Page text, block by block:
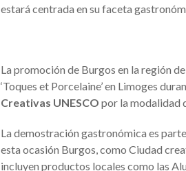
estará centrada en su faceta
La promoción de Burgos en la región
‘Toques et Porcelaine’ en Limoges
Creativas UNESCO por la modalidad
La demostración gastronómica es
esta ocasión Burgos, como Ciudad
incluyen productos locales como las